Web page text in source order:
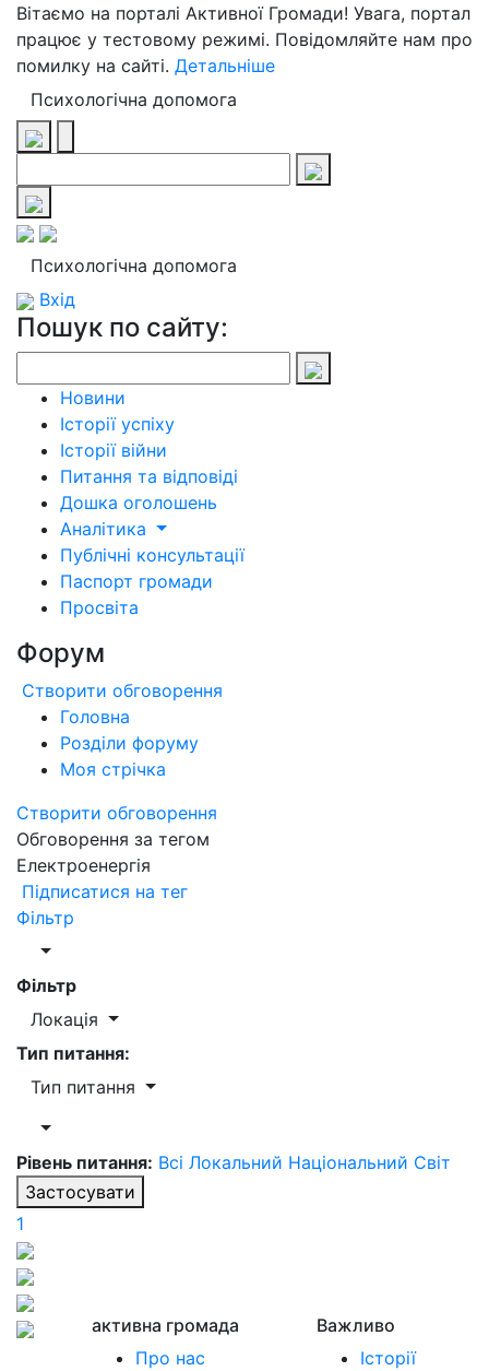
Вітаємо на порталі Активної Громади! Увага, портал
працює у тестовому режимі. Повідомляйте нам про
помилку на сайті. Детальніше
Психологічна допомога
Психологічна допомога
Вхід
Пошук по сайту:
Новини
Історії успіху
Історії війни
Питання та відповіді
Дошка оголошень
Аналітика
Публічні консультації
Паспорт громади
Просвіта
Форум
Створити обговорення
Головна
Розділи форуму
Моя стрічка
Створити обговорення
Обговорення за тегом
Електроенергія
Підписатися на тег
Фільтр
Фільтр
Локація
Тип питання:
Тип питання
Рівень питання: Всі Локальний Національний Світ
Застосувати
1
активна громада
Про нас
Важливо
Історії